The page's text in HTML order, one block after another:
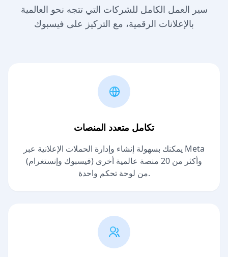
سير العمل الكامل للشركات التي تتجه نحو العالمية
بالإعلانات الرقمية، مع التركيز على فيسبوك
تكامل متعدد المنصات
يمكنك بسهولة إنشاء وإدارة الحملات الإعلانية عبر Meta
(فيسبوك وإنستغرام) وأكثر من 20 منصة عالمية أخرى
من لوحة تحكم واحدة.